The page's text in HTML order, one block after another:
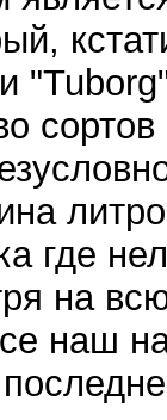
где
на
наш